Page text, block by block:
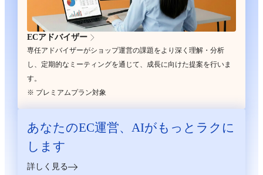
ECアドバイザー
専任アドバイザーがショップ運営の課題をより深く理解・分析
し、定期的なミーティングを通じて、成長に向けた提案を行いま
す。
※ プレミアムプラン対象
あなたのEC運営、 AIがもっとラクに
します
詳しく見る